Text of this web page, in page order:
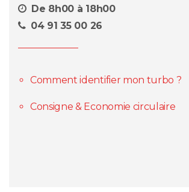
De 8h00 à 18h00
04 91 35 00 26
Comment identifier mon turbo ?
Consigne & Economie circulaire